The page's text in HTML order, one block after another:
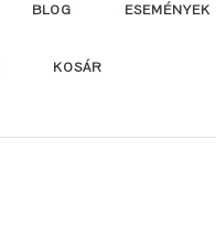
BLOG ESEMÉNYEK
KOSÁR